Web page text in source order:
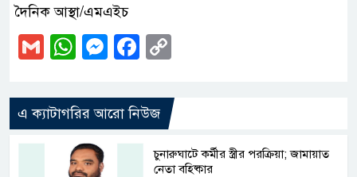
দৈনিক আস্থা/এমএইচ
GmailWhatsApp
Messenger
Facebook
এ ক্যাটাগরির আরো নিউজ
চুনারুঘাটে কর্মীর স্ত্রীর পরক্রিয়া; জামায়াত
নেতা বহিষ্কার